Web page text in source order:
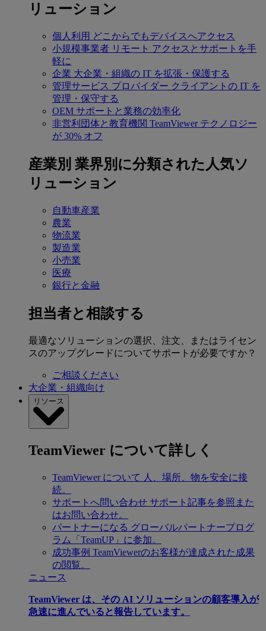
リューション
個人利用 どこからでもデバイスへアクセス
小規模事業者 リモート アクセスとサポートを手
軽に
企業 大企業・組織の IT を拡張・保護する
管理サービス プロバイダー クライアントの IT を
管理・保守する
OEM サポートと業務の効率化
非営利団体と教育機関 TeamViewer テクノロジー
が 30% オフ
産業別 業界別に分類された人気ソ
リューション
自動車産業
農業
物流業
製造業
小売業
医療
銀行と金融
担当者と相談する
最適なソリューションの選択、注文、またはライセン
スのアップグレードについてサポートが必要ですか？
ご相談ください
大企業・組織向け
リソース
TeamViewer について詳しく
TeamViewer について 人、場所、物を安全に接
続。
サポートへ問い合わせ サポート記事を参照また
はお問い合わせ。
パートナーになる グローバルパートナープログ
ラム「TeamUP」に参加。
成功事例 TeamViewerのお客様が達成された成果
の閲覧。
ニュース
TeamViewer は、その AI ソリューションの顧客導入が
急速に進んでいると報告しています。